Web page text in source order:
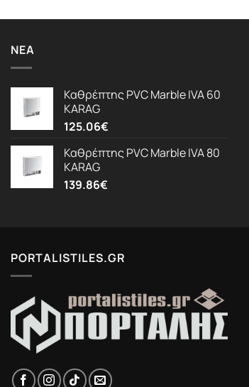
ΝΈΑ
Καθρέπτης PVC Marble IVA 60
KARAG
125.06€
Καθρέπτης PVC Marble IVA 80
KARAG
139.86€
PORTALISTILES.GR